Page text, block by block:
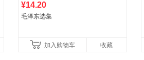
¥14.20
毛泽东选集
加入购物车 收藏